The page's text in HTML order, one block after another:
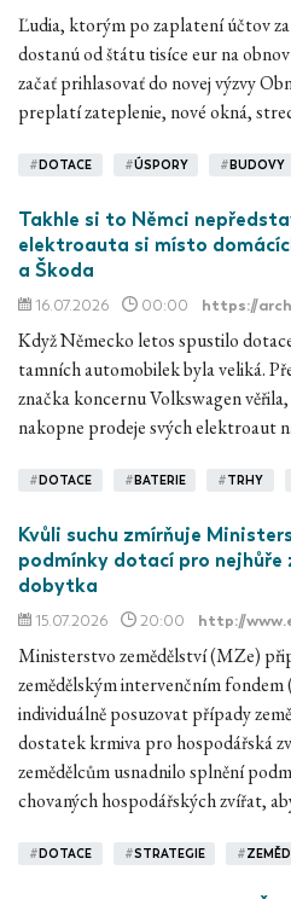
Ľudia, ktorým po zaplatení účtov
dostanú od štátu tisíce eur na
začať prihlasovať do novej výzvy
preplatí zateplenie, nové okná,
# DOTACE #ÚSPORY # BUDOVY
Takhle si to Němci
elektroauta si místo
a Škoda
16.07.2026 00:00 https://
Když Německo letos spustilo
tamních automobilek byla veliká.
značka koncernu Volkswagen
nakopne prodeje svých elektroaut
# DOTACE # BATERIE #TRHY
Kvůli suchu zmírňuje
podmínky dotací pro nejhůře
dobytka
15.07.2026 20:00 http://
Ministerstvo zemědělství (MZe)
zemědělským intervenčním
individuálně posuzovat případy
dostatek krmiva pro hospodářská
zemědělcům usnadnilo splnění
chovaných hospodářských zvířat,
# DOTACE #STRATEGIE #